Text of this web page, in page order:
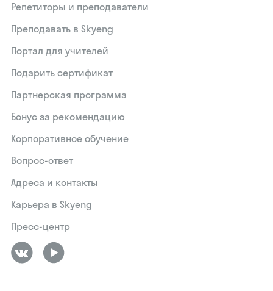
Репетиторы и преподаватели
Преподавать в Skyeng
Портал для учителей
Подарить сертификат
Партнерская программа
Бонус за рекомендацию
Корпоративное обучение
Вопрос-ответ
Адреса и контакты
Карьера в Skyeng
Пресс-центр